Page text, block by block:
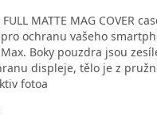
MATTE MAG COVER
ochranu vašeho
Boky pouzdra jsou
displeje, tělo je z
fotoa